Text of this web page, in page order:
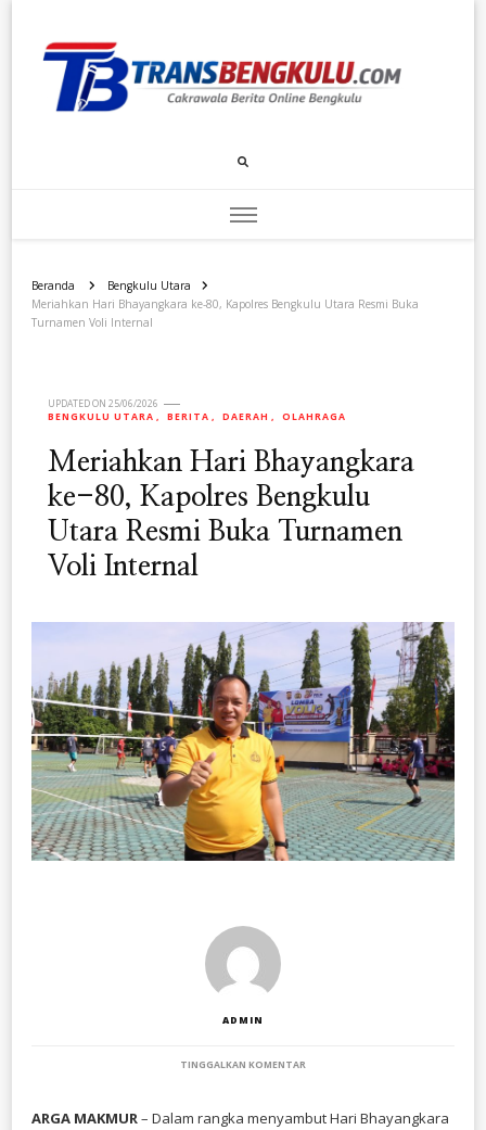
Transbengkulu.com
Beranda
Bengkulu Utara
Meriahkan Hari Bhayangkara ke-80, Kapolres Bengkulu Utara Resmi Buka
Turnamen Voli Internal
UPDATED ON 25/06/2026
BENGKULU UTARA
BERITA DAERAH OLAHRAGA
Meriahkan Hari Bhayangkara
ke-80, Kapolres Bengkulu
Utara Resmi Buka Turnamen
Voli Internal
ADMIN
TINGGALKAN KOMENTAR
BHAYANGKARA
ARGA MAKMUR– Dalam rangka menyambut Hari Bhayangkara